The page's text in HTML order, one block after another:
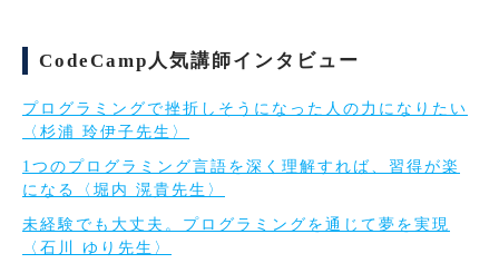
CodeCamp人気講師インタビュー
プログラミングで挫折しそうになった人の力になりたい
〈杉浦 玲伊子先生〉
1つのプログラミング言語を深く理解すれば、習得が楽
になる〈堀内 滉貴先生〉
未経験でも大丈夫。プログラミングを通じて夢を実現
〈石川 ゆり先生〉